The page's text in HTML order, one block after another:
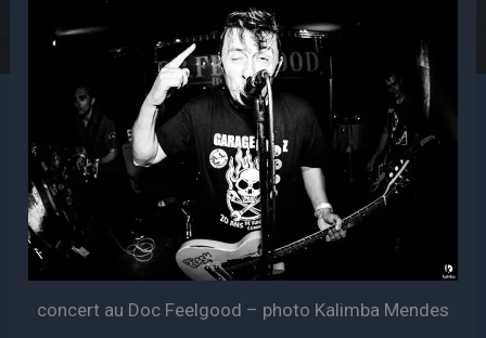
concert au Doc Feelgood – photo Kalimba Mendes